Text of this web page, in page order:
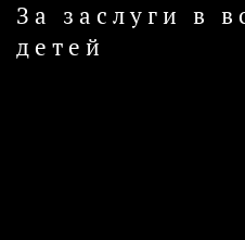
За заслуги в
детей